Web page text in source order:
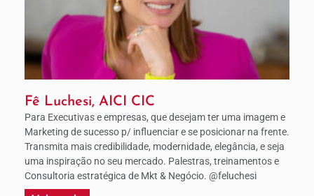
Fê Luchesi, AICI CIC
Para Executivas e empresas, que desejam ter uma imagem e
Marketing de sucesso p/ influenciar e se posicionar na frente.
Transmita mais credibilidade, modernidade, elegância, e seja
uma inspiração no seu mercado. Palestras, treinamentos e
Consultoria estratégica de Mkt & Negócio. @feluchesi